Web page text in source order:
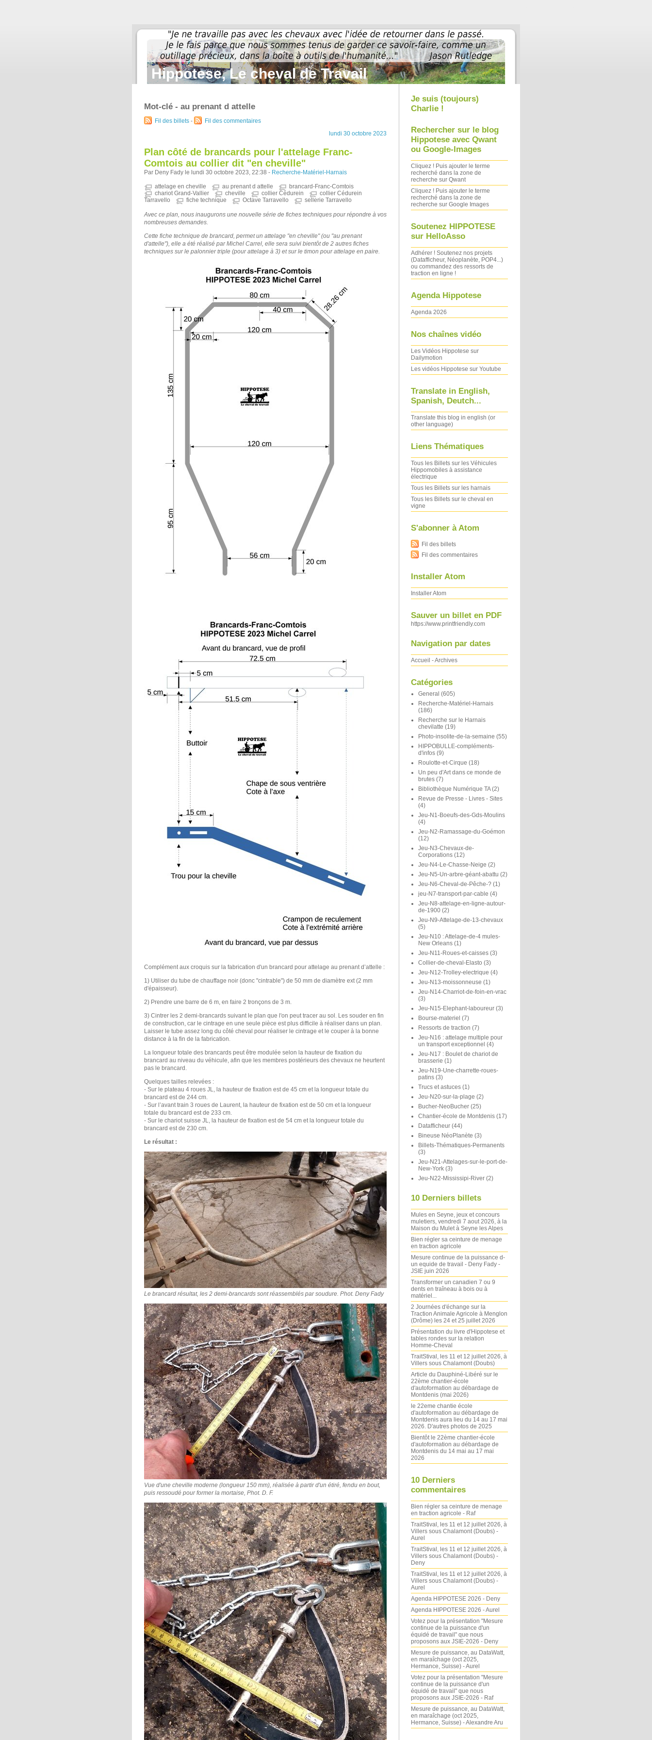
Hippotese, Le cheval de Travail
Mot-clé - au prenant d attelle
Fil des billets -
Fil des commentaires
lundi 30 octobre 2023
Plan côté de brancards pour l'attelage Franc-
Comtois au collier dit "en cheville"
Par Deny Fady le lundi 30 octobre 2023, 22:38 - Recherche-Matériel-Harnais
attelage en cheville au prenant d attelle
brancard-Franc-Comtois
chariot Grand-Vallier
cheville collier Cédurein
collier Cédurein
Tarravello
fiche technique Octave Tarravello sellerie Tarravello
Avec ce plan, nous inaugurons une nouvelle série de fiches techniques pour répondre à vos
nombreuses demandes.
Cette fiche technique de brancard, permet un attelage "en cheville" (ou "au prenant
d'attelle"), elle a été réalisé par Michel Carrel, elle sera suivi bientôt de 2 autres fiches
techniques sur le palonnier triple (pour attelage à 3) et sur le timon pour attelage en paire.
Complément aux croquis sur la fabrication d'un brancard pour attelage au prenant d’attelle :
1) Utiliser du tube de chauffage noir (donc "cintrable") de 50 mm de diamètre ext (2 mm
d'épaisseur).
2) Prendre une barre de 6 m, en faire 2 tronçons de 3 m.
3) Cintrer les 2 demi-brancards suivant le plan que l'on peut tracer au sol. Les souder en fin
de construction, car le cintrage en une seule pièce est plus difficile à réaliser dans un plan.
Laisser le tube assez long du côté cheval pour réaliser le cintrage et le couper à la bonne
distance à la fin de la fabrication.
La longueur totale des brancards peut être modulée selon la hauteur de fixation du
brancard au niveau du véhicule, afin que les membres postérieurs des chevaux ne heurtent
pas le brancard.
Quelques tailles relevées :
- Sur le plateau 4 roues JL, la hauteur de fixation est de 45 cm et la longueur totale du
brancard est de 244 cm.
- Sur l’avant train 3 roues de Laurent, la hauteur de fixation est de 50 cm et la longueur
totale du brancard est de 233 cm.
- Sur le chariot suisse JL, la hauteur de fixation est de 54 cm et la longueur totale du
brancard est de 230 cm.
Le résultat :
Le brancard résultat, les 2 demi-brancards sont réassemblés par soudure. Phot. Deny Fady
Vue d'une cheville moderne (longueur 150 mm), réalisée à partir d'un étiré, fendu en bout,
puis ressoudé pour former la mortaise, Phot. D. F.
Je suis (toujours)
Charlie !
Rechercher sur le blog
Hippotese avec Qwant
ou Google-Images
Cliquez ! Puis ajouter le terme
recherché dans la zone de
recherche sur Qwant
Cliquez ! Puis ajouter le terme
recherché dans la zone de
recherche sur Google Images
Soutenez HIPPOTESE
sur HelloAsso
Adhérer ! Soutenez nos projets
(Datafficheur, Néoplanète, POP4...)
ou commandez des ressorts de
traction en ligne !
Agenda Hippotese
Agenda 2026
Nos chaînes vidéo
Les Vidéos Hippotese sur
Dailymotion
Les vidéos Hippotese sur Youtube
Translate in English,
Spanish, Deutch...
Translate this blog in english (or
other language)
Liens Thématiques
Tous les Billets sur les Véhicules
Hippomobiles à assistance
électrique
Tous les Billets sur les harnais
Tous les Billets sur le cheval en
vigne
S'abonner à Atom
Fil des billets
Fil des commentaires
Installer Atom
Installer Atom
Sauver un billet en PDF
https://www.printfriendly.com
Navigation par dates
Accueil -Archives
Catégories
General (605)
Recherche-Matériel-Harnais
(186)
Recherche sur le Harnais
chevilatte (19)
Photo-insolite-de-la-semaine (55)
HIPPOBULLE-compléments-
d'infos (9)
Roulotte-et-Cirque (18)
Un peu d'Art dans ce monde de
brutes (7)
Bibliothèque Numérique TA (2)
Revue de Presse - Livres - Sites
(4)
Jeu-N1-Boeufs-des-Gds-Moulins
(4)
Jeu-N2-Ramassage-du-Goémon
(12)
Jeu-N3-Chevaux-de-
Corporations (12)
Jeu-N4-Le-Chasse-Neige (2)
Jeu-N5-Un-arbre-géant-abattu (2)
Jeu-N6-Cheval-de-Pêche-? (1)
jeu-N7-transport-par-cable (4)
Jeu-N8-attelage-en-ligne-autour-
de-1900 (2)
Jeu-N9-Attelage-de-13-chevaux
(5)
Jeu-N10 : Attelage-de-4 mules-
New Orleans (1)
Jeu-N11-Roues-et-caisses (3)
Collier-de-cheval-Elasto (3)
Jeu-N12-Trolley-electrique (4)
Jeu-N13-moissonneuse (1)
Jeu-N14-Charriot-de-foin-en-vrac
(3)
Jeu-N15-Elephant-laboureur (3)
Bourse-materiel (7)
Ressorts de traction (7)
Jeu-N16 : attelage multiple pour
un transport exceptionnel (4)
Jeu-N17 : Boulet de chariot de
brasserie (1)
Jeu-N19-Une-charrette-roues-
patins (3)
Trucs et astuces (1)
Jeu-N20-sur-la-plage (2)
Bucher-NeoBucher (25)
Chantier-école de Montdenis (17)
Datafficheur (44)
Bineuse NéoPlanète (3)
Billets-Thématiques-Permanents
(3)
Jeu-N21-Attelages-sur-le-port-de-
New-York (3)
Jeu-N22-Mississipi-River (2)
10 Derniers billets
Mules en Seyne, jeux et concours
muletiers, vendredi 7 aout 2026, à la
Maison du Mulet à Seyne les Alpes
Bien régler sa ceinture de menage
en traction agricole
Mesure continue de la puissance d-
un equide de travail - Deny Fady -
JSIE juin 2026
Transformer un canadien 7 ou 9
dents en traîneau à bois ou à
matériel...
2 Journées d'échange sur la
Traction Animale Agricole à Menglon
(Drôme) les 24 et 25 juillet 2026
Présentation du livre d'Hippotese et
tables rondes sur la relation
Homme-Cheval
TraitStival, les 11 et 12 juillet 2026, à
Villers sous Chalamont (Doubs)
Article du Dauphiné-Libéré sur le
22ème chantier-école
d'autoformation au débardage de
Montdenis (mai 2026)
le 22eme chantie école
d'autoformation au débardage de
Montdenis aura lieu du 14 au 17 mai
2026. D'autres photos de 2025
Bientôt le 22ème chantier-école
d'autoformation au débardage de
Montdenis du 14 mai au 17 mai
2026
10 Derniers
commentaires
Bien régler sa ceinture de menage
en traction agricole - Raf
TraitStival, les 11 et 12 juillet 2026, à
Villers sous Chalamont (Doubs) -
Aurel
TraitStival, les 11 et 12 juillet 2026, à
Villers sous Chalamont (Doubs) -
Deny
TraitStival, les 11 et 12 juillet 2026, à
Villers sous Chalamont (Doubs) -
Aurel
Agenda HIPPOTESE 2026 - Deny
Agenda HIPPOTESE 2026 - Aurel
Votez pour la présentation "Mesure
continue de la puissance d'un
équidé de travail" que nous
proposons aux JSIE-2026 - Deny
Mesure de puissance, au DataWatt,
en maraîchage (oct 2025,
Hermance, Suisse) - Aurel
Votez pour la présentation "Mesure
continue de la puissance d'un
équidé de travail" que nous
proposons aux JSIE-2026 - Raf
Mesure de puissance, au DataWatt,
en maraîchage (oct 2025,
Hermance, Suisse) - Alexandre Aru